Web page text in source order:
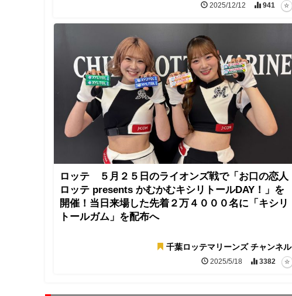
2025/12/12 941
ロッテ ５月２５日のライオンズ戦で「お口の恋人
ロッテ presents かむかむキシリトールDAY！」を
開催！当日来場した先着２万４０００名に「キシリ
トールガム」を配布へ
千葉ロッテマリーンズ チャンネル
2025/5/18 3382